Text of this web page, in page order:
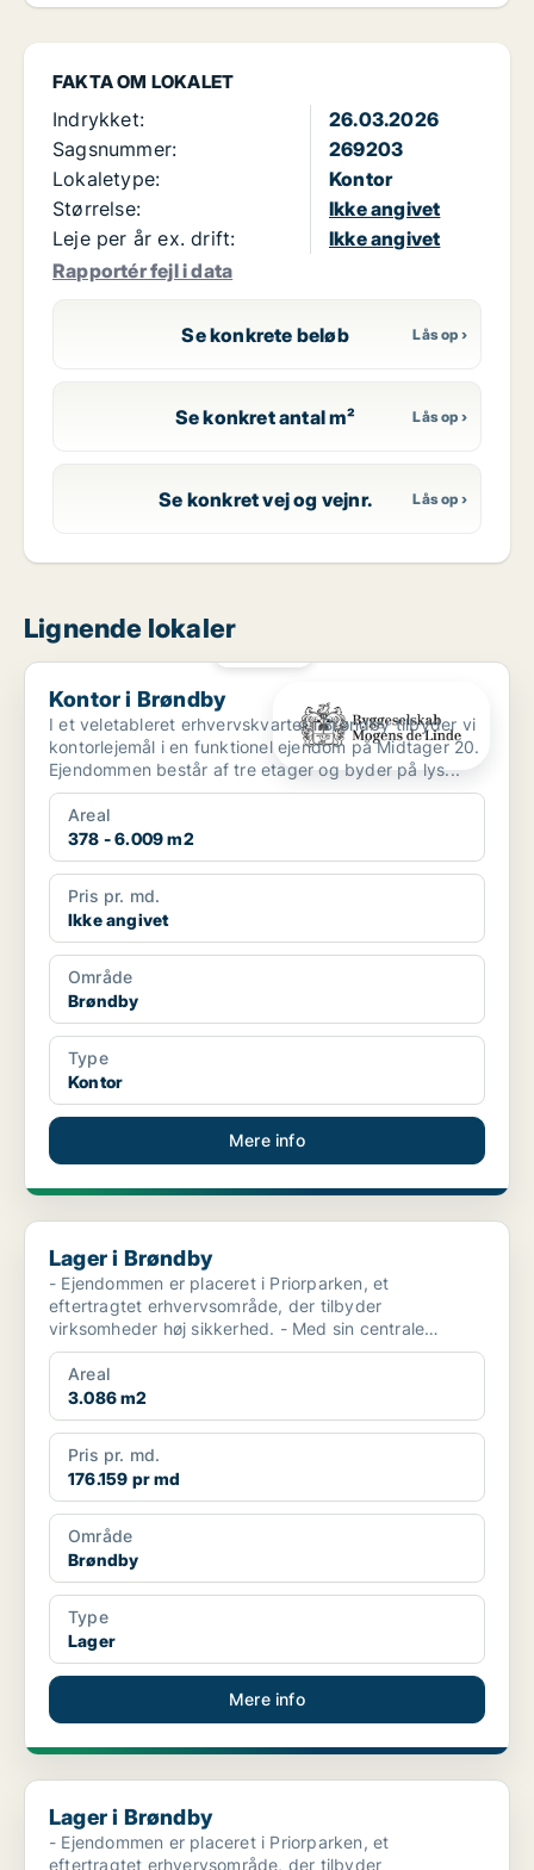
FAKTA OM LOKALET
Indrykket:
26.03.2026
Sagsnummer:
269203
Lokaletype:
Kontor
Størrelse:
Ikke angivet
Leje per år ex. drift:
Ikke angivet
Rapportér fejl i data
Se konkrete beløb
Se konkret antal m²
Se konkret vej og vejnr.
Lignende lokaler
Kontor i Brøndby
Kontor i Brøndby
I et veletableret erhvervskvarter i Brøndby tilbyder vi
kontorlejemål i en funktionel ejendom på Midtager 20.
Ejendommen består af tre etager og byder på lys...
Areal
378 - 6.009 m2
Pris pr. md.
Ikke angivet
Område
Brøndby
Type
Kontor
Mere info
Lager i Brøndby
Lager i Brøndby
- Ejendommen er placeret i Priorparken, et
eftertragtet erhvervsområde, der tilbyder
virksomheder høj sikkerhed. - Med sin centrale
placering er lejemålet...
Areal
3.086 m2
Pris pr. md.
176.159 pr md
Område
Brøndby
Type
Lager
Mere info
Lager i Brøndby
Lager i Brøndby
- Ejendommen er placeret i Priorparken, et
eftertragtet erhvervsområde, der tilbyder